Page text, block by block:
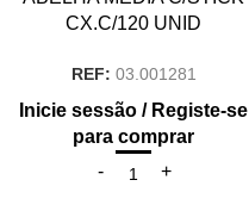
CX.C/120 UNID
REF: 03.001281
Inicie sessão / Registe-se
para comprar